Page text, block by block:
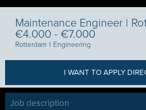
Maintenance Engineer |
€4.000 - €7.000
Rotterdam I Engineering
I WANT TO APPLY
Job description